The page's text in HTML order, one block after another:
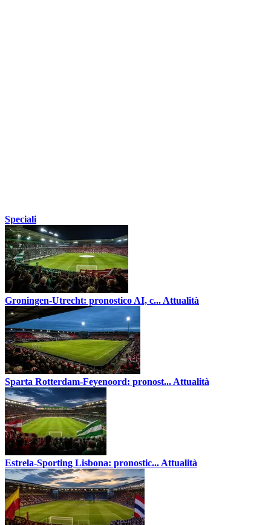
Speciali
Groningen-Utrecht: pronostico AI, c... Attualità
Sparta Rotterdam-Feyenoord: pronost... Attualità
Estrela-Sporting Lisbona: pronostic... Attualità